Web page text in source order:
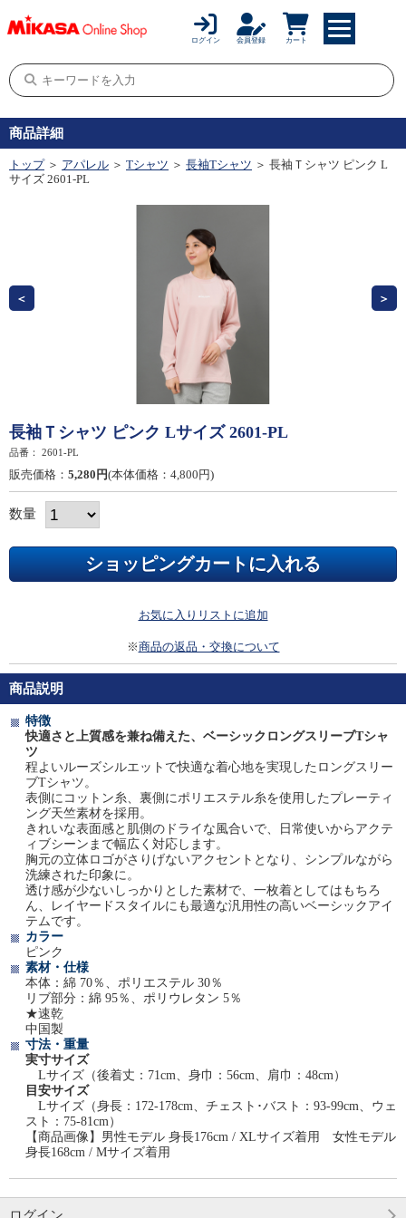
ログイン 会員登録 カート
商品詳細
トップ ＞ アパレル ＞ Tシャツ ＞ 長袖Tシャツ ＞ 長袖Ｔシャツ ピンク L
サイズ 2601-PL
長袖Ｔシャツ ピンク Lサイズ 2601-PL
品番： 2601-PL
販売価格： 5,280円(本体価格：4,800円)
数量
お気に入りリストに追加
※商品の返品・交換について
商品説明
特徴
快適さと上質感を兼ね備えた、ベーシックロングスリーブTシャ
ツ
程よいルーズシルエットで快適な着心地を実現したロングスリー
ブTシャツ。
表側にコットン糸、裏側にポリエステル糸を使用したプレーティ
ング天竺素材を採用。
きれいな表面感と肌側のドライな風合いで、日常使いからアクテ
ィブシーンまで幅広く対応します。
胸元の立体ロゴがさりげないアクセントとなり、シンプルながら
洗練された印象に。
透け感が少ないしっかりとした素材で、一枚着としてはもちろ
ん、レイヤードスタイルにも最適な汎用性の高いベーシックアイ
テムです。
カラー
ピンク
素材・仕様
本体：綿 70％、ポリエステル 30％
リブ部分：綿 95％、ポリウレタン 5％
★速乾
中国製
寸法・重量
実寸サイズ
Lサイズ（後着丈：71cm、身巾：56cm、肩巾：48cm）
目安サイズ
Lサイズ（身長：172-178cm、チェスト･バスト：93-99cm、ウェ
スト：75-81cm）
【商品画像】男性モデル 身長176cm / XLサイズ着用 女性モデル
身長168cm / Mサイズ着用